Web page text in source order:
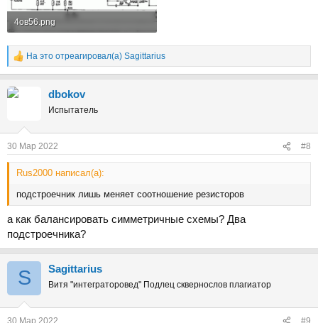
4ов56.png
1.2 MB · Просмотры: 332
Р
е
к
На это отреагировал(а) Sаgittarius
dbokov
Испытатель
30 Мар 2022 #8
Rus2000 написал(а):
подстроечник лишь меняет соотношение резисторов
а как балансировать симметричные схемы? Два
подстроечника?
S Sаgittarius
Витя "интеграторовед" Подлец сквернослов плагиатор
30 Мар 2022 #9